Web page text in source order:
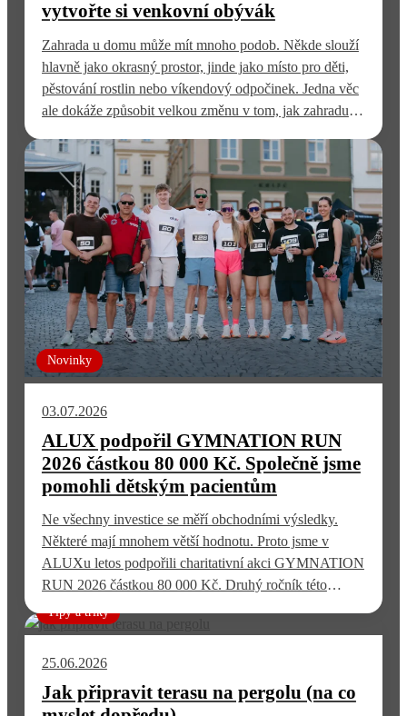
vytvořte si venkovní obývák
Zahrada u domu může mít mnoho podob. Někde slouží
hlavně jako okrasný prostor, jinde jako místo pro děti,
pěstování rostlin nebo víkendový odpočinek. Jedna věc
ale dokáže způsobit velkou změnu v tom, jak zahradu
na zahradě. Najednou vznikne prostor, který není úplně
uvnitř domu, ale zároveň…
Novinky
03.07.2026
ALUX podpořil GYMNATION RUN
2026 částkou 80 000 Kč. Společně jsme
pomohli dětským pacientům
Ne všechny investice se měří obchodními výsledky.
Některé mají mnohem větší hodnotu. Proto jsme v
ALUXu letos podpořili charitativní akci GYMNATION
RUN 2026 částkou 80 000 Kč. Druhý ročník této
dětem, které bojují s vážným onkologickým
otázkou marketingu. Byla to možnost…
Tipy a triky
25.06.2026
Jak připravit terasu na pergolu (na co